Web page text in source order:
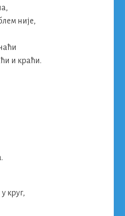
није,
и краћи.
круг,